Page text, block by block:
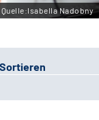
Quelle:Isabella Nadobny
Sortieren